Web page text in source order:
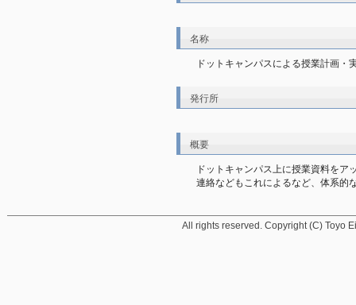
名称
ドットキャンパスによる授業計画・
発行所
概要
ドットキャンパス上に授業資料をア
連絡などもこれによるなど、体系的